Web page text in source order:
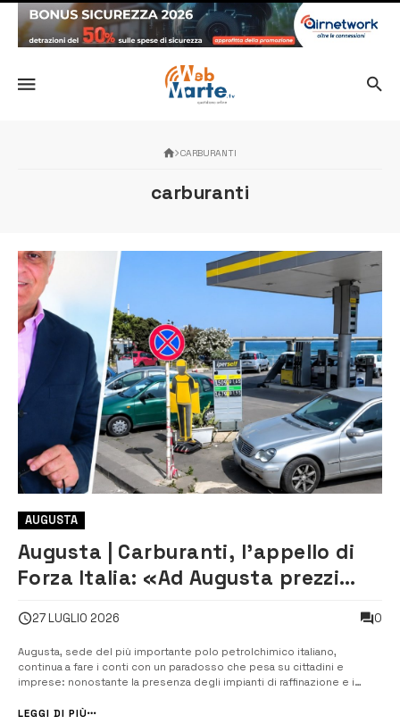
CARBURANTI
carburanti
AUGUSTA
Augusta | Carburanti, l’appello di
Forza Italia: «Ad Augusta prezzi
raffinerie»
27 LUGLIO 2026 0
Augusta, sede del più importante polo petrolchimico italiano,
continua a fare i conti con un paradosso che pesa su cittadini e
imprese: nonostante la presenza degli impianti di raffinazione e i
d’Italia. A riportare l’attenzione sulla questione è Paolo Amato, ...
LEGGI DI PIÙ